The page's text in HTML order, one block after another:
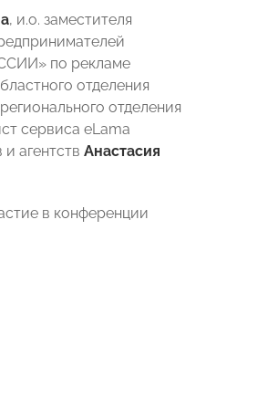
, и.о. заместителя
по рекламе
отделения
отделения
сервиса eLama
агентств Анастасия
в конференции